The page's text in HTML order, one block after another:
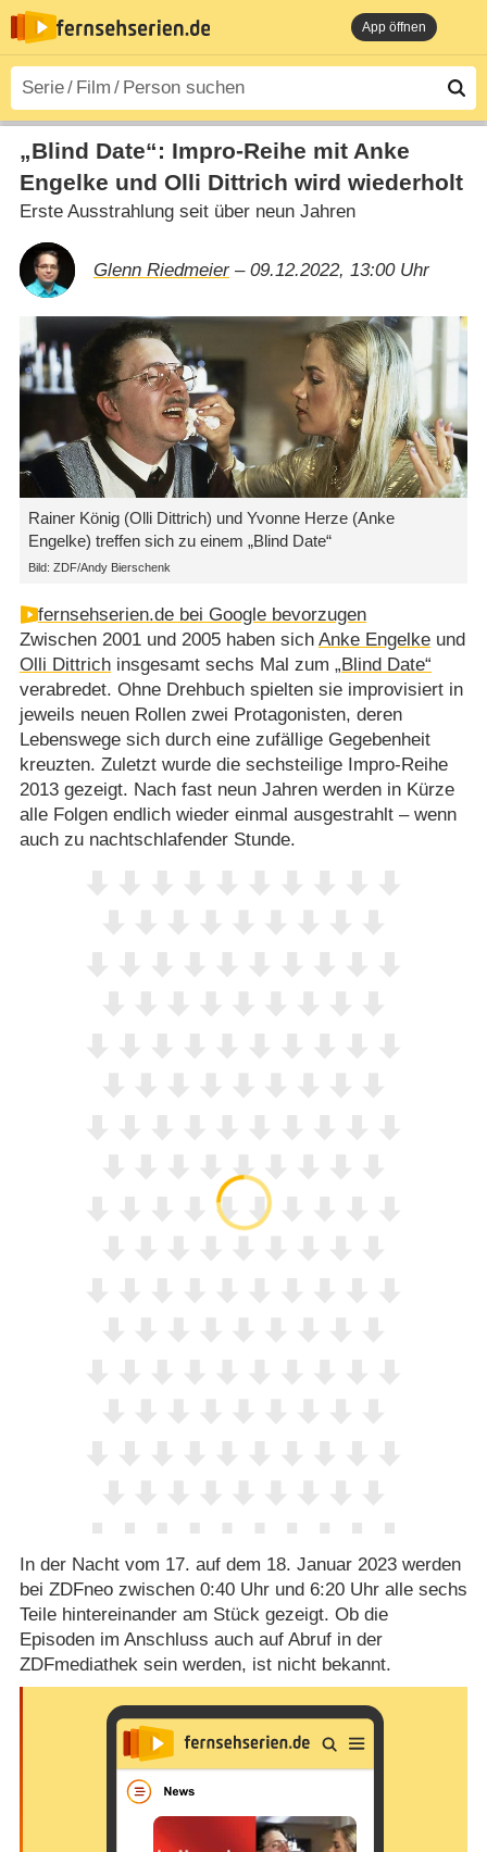
App öffnen
„Blind Date“: Impro-Reihe mit Anke
Engelke und Olli Dittrich wird wiederholt
Erste Ausstrahlung seit über neun Jahren
Glenn Riedmeier– 09.12.2022, 13:00 Uhr
Rainer König (Olli Dittrich) und Yvonne Herze (Anke
Engelke) treffen sich zu einem „Blind Date“
Bild: ZDF/Andy Bierschenk
fernsehserien.de bei Google bevorzugen
Zwischen 2001 und 2005 haben sich Anke Engelkeund
Olli Dittrichinsgesamt sechs Mal zum „Blind Date“
verabredet. Ohne Drehbuch spielten sie improvisiert in
jeweils neuen Rollen zwei Protagonisten, deren
Lebenswege sich durch eine zufällige Gegebenheit
kreuzten. Zuletzt wurde die sechsteilige Impro-Reihe
2013 gezeigt. Nach fast neun Jahren werden in Kürze
alle Folgen endlich wieder einmal ausgestrahlt – wenn
auch zu nachtschlafender Stunde.
In der Nacht vom 17. auf dem 18. Januar 2023 werden
bei ZDFneo zwischen 0:40 Uhr und 6:20 Uhr alle sechs
Teile hintereinander am Stück gezeigt. Ob die
Episoden im Anschluss auch auf Abruf in der
ZDFmediathek sein werden, ist nicht bekannt.